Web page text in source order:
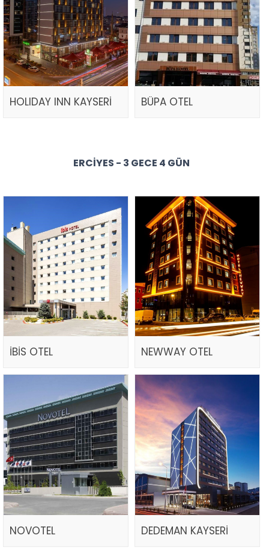
HOLIDAY INN KAYSERİ BÜPA OTEL
ERCIYES - 3 GECE 4 GÜN
İBİS OTEL NEWWAY OTEL
NOVOTEL DEDEMAN KAYSERİ